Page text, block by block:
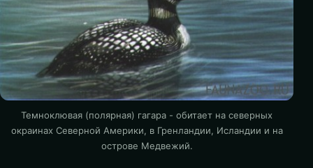
Темноклювая (полярная) гагара - обитает на северных
окраинах Северной Америки, в Гренландии, Исландии и на
острове Медвежий.